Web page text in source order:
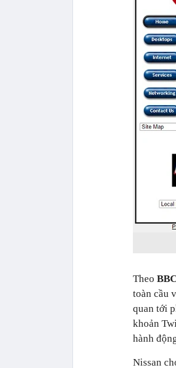
Theo BBC
toàn cầu
quan tới
khoản
hành
Nissan